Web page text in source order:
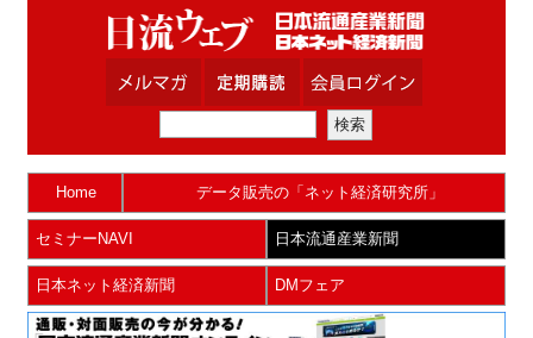
Home データ販売の「ネット経済研究所」
セミナーNAVI 日本流通産業新聞
日本ネット経済新聞 DMフェア